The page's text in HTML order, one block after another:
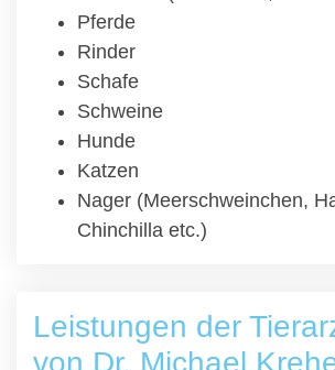
Pferde
Rinder
Schafe
Schweine
Hunde
Katzen
Nager (Meerschweinchen,
Chinchilla etc.)
Leistungen der
von Dr. Michael